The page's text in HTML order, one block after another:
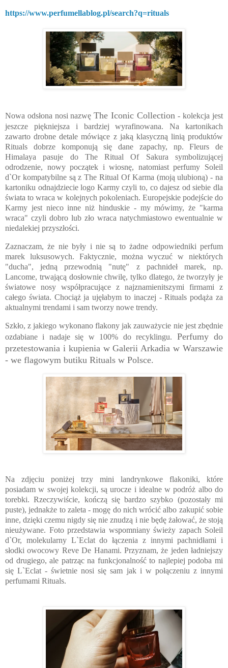
https://www.perfumellablog.pl/search?q=rituals
Nowa odsłona nosi nazwęThe Iconic Collection- kolekcja jest
jeszcze piękniejsza i bardziej wyrafinowana. Na kartonikach
zawarto drobne detale mówiące z jaką klasyczną linią produktów
Rituals dobrze komponują się dane zapachy, np. Fleurs de
Himalaya pasuje do The Ritual Of Sakura symbolizującej
odrodzenie, nowy początek i wiosnę, natomiast perfumy Soleil
d`Or kompatybilne są z The Ritual Of Karma (moją ulubioną) - na
kartoniku odnajdziecie logo Karmy czyli to, co dajesz od siebie dla
świata to wraca w kolejnych pokoleniach. Europejskie podejście do
Karmy jest nieco inne niż hinduskie - my mówimy, że "karma
wraca" czyli dobro lub zło wraca natychmiastowo ewentualnie w
niedalekiej przyszłości.
Zaznaczam, że nie były i nie są to żadne odpowiedniki perfum
marek luksusowych. Faktycznie, można wyczuć w niektórych
"ducha", jedną przewodnią "nutę" z pachnideł marek, np.
Lancome, trwającą dosłownie chwilę, tylko dlatego, że tworzyły je
światowe nosy współpracujące z najznamienitszymi firmami z
całego świata. Chociąż ja ujęłabym to inaczej - Rituals podąża za
aktualnymi trendami i sam tworzy nowe trendy.
Szkło, z jakiego wykonano flakony jak zauważycie nie jest zbędnie
ozdabiane i nadaje się w 100% do recyklingu. Perfumy do
przetestowania i kupienia w Galerii Arkadia w Warszawie
- we flagowym butiku Rituals w Polsce.
Na zdjęciu poniżej trzy mini landrynkowe flakoniki, które
posiadam w swojej kolekcji, są urocze i idealne w podróż albo do
torebki.Rzeczywiście, kończą się bardzo szybko (pozostały mi
puste), jednakże to zaleta - mogę do nich wrócić albo zakupić sobie
inne, dzięki czemu nigdy się nie znudzą i nie będę żałować, że stoją
nieużywane. Foto przedstawia wspomniany świeży zapach Soleil
d`Or, molekularny L`Eclat do łączenia z innymi pachnidłami i
słodki owocowy Reve De Hanami. Przyznam, że jeden ładniejszy
od drugiego, ale patrząc na funkcjonalność to najlepiej podoba mi
się L`Eclat - świetnie nosi się sam jak i w połączeniu z innymi
perfumami Rituals.